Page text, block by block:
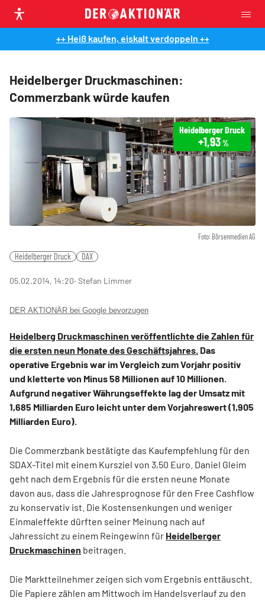
++ Heiß kaufen, eiskalt verdoppeln ++
Heidelberger Druckmaschinen:
Commerzbank würde kaufen
Foto: Börsenmedien AG
Heidelberger Druck
+1,93 %
Heidelberger Druck DAX
05.02.2014, 14:20‧ Stefan Limmer
DER AKTIONÄR bei Google bevorzugen
Heidelberg Druckmaschinen veröffentlichte die Zahlen für
die ersten neun Monate des Geschäftsjahres. Das
operative Ergebnis war im Vergleich zum Vorjahr positiv
und kletterte von Minus 58 Millionen auf 10 Millionen.
Aufgrund negativer Währungseffekte lag der Umsatz mit
1,685 Milliarden Euro leicht unter dem Vorjahreswert (1,905
Milliarden Euro).
Die Commerzbank bestätigte das Kaufempfehlung für den
SDAX-Titel mit einem Kursziel von 3,50 Euro. Daniel Gleim
geht nach dem Ergebnis für die ersten neune Monate
davon aus, dass die Jahresprognose für den Free Cashflow
zu konservativ ist. Die Kostensenkungen und weniger
Einmaleffekte dürften seiner Meinung nach auf
Jahressicht zu einem Reingewinn für Heidelberger
Druckmaschinen beitragen.
Die Marktteilnehmer zeigen sich vom Ergebnis enttäuscht.
Die Papiere zählen am Mittwoch im Handelsverlauf zu den